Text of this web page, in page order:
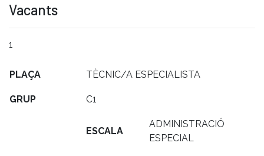
Vacants
1
PLAÇA TÈCNIC/A ESPECIALISTA
GRUP C1
ESCALA
ADMINISTRACIÓ
ESPECIAL